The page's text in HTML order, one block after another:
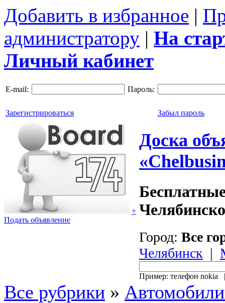
Добавить в избранное |
администратору | На
Личный кабинет
E-mail: Пароль:
Зарегистрироваться Забыл пароль
+
Подать объявление
Доска
Город: Все
Челябинск |
Пример: телефон
Все рубрики »